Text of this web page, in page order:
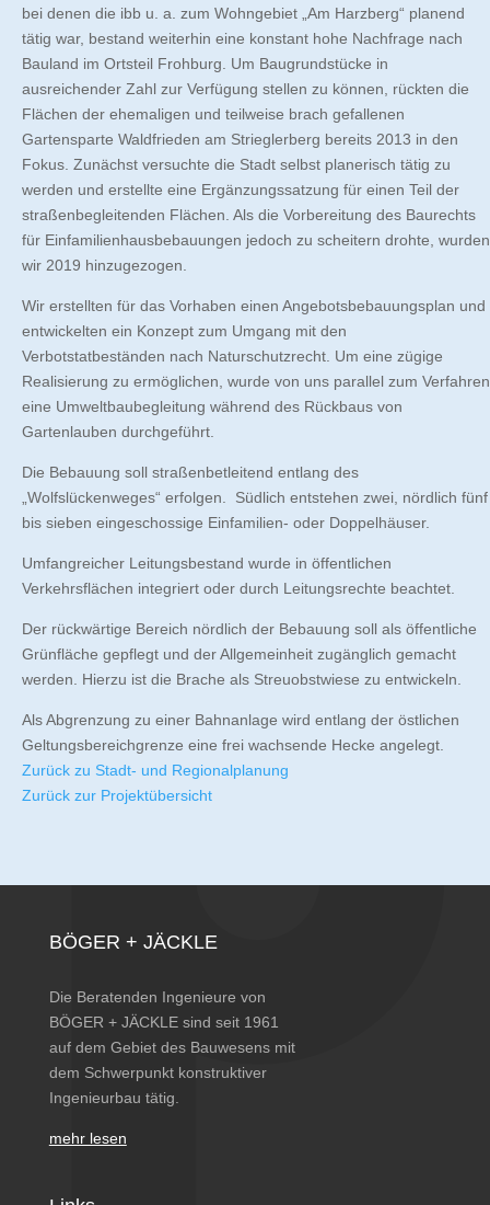
bei denen die ibb u. a. zum Wohngebiet „Am Harzberg“ planend
tätig war, bestand weiterhin eine konstant hohe Nachfrage nach
Bauland im Ortsteil Frohburg. Um Baugrundstücke in
ausreichender Zahl zur Verfügung stellen zu können, rückten die
Flächen der ehemaligen und teilweise brach gefallenen
Gartensparte Waldfrieden am Strieglerberg bereits 2013 in den
Fokus. Zunächst versuchte die Stadt selbst planerisch tätig zu
werden und erstellte eine Ergänzungssatzung für einen Teil der
straßenbegleitenden Flächen. Als die Vorbereitung des Baurechts
für Einfamilienhausbebauungen jedoch zu scheitern drohte, wurden
wir 2019 hinzugezogen.
Wir erstellten für das Vorhaben einen Angebotsbebauungsplan und
entwickelten ein Konzept zum Umgang mit den
Verbotstatbeständen nach Naturschutzrecht. Um eine zügige
Realisierung zu ermöglichen, wurde von uns parallel zum Verfahren
eine Umweltbaubegleitung während des Rückbaus von
Gartenlauben durchgeführt.
Die Bebauung soll straßenbetleitend entlang des
„Wolfslückenweges“ erfolgen. Südlich entstehen zwei, nördlich fünf
bis sieben eingeschossige Einfamilien- oder Doppelhäuser.
Umfangreicher Leitungsbestand wurde in öffentlichen
Verkehrsflächen integriert oder durch Leitungsrechte beachtet.
Der rückwärtige Bereich nördlich der Bebauung soll als öffentliche
Grünfläche gepflegt und der Allgemeinheit zugänglich gemacht
werden. Hierzu ist die Brache als Streuobstwiese zu entwickeln.
Als Abgrenzung zu einer Bahnanlage wird entlang der östlichen
Geltungsbereichgrenze eine frei wachsende Hecke angelegt.
Zurück zu Stadt- und Regionalplanung
Zurück zur Projektübersicht
BÖGER + JÄCKLE
Die Beratenden Ingenieure von
BÖGER + JÄCKLE sind seit 1961
auf dem Gebiet des Bauwesens mit
dem Schwerpunkt konstruktiver
Ingenieurbau tätig.
mehr lesen